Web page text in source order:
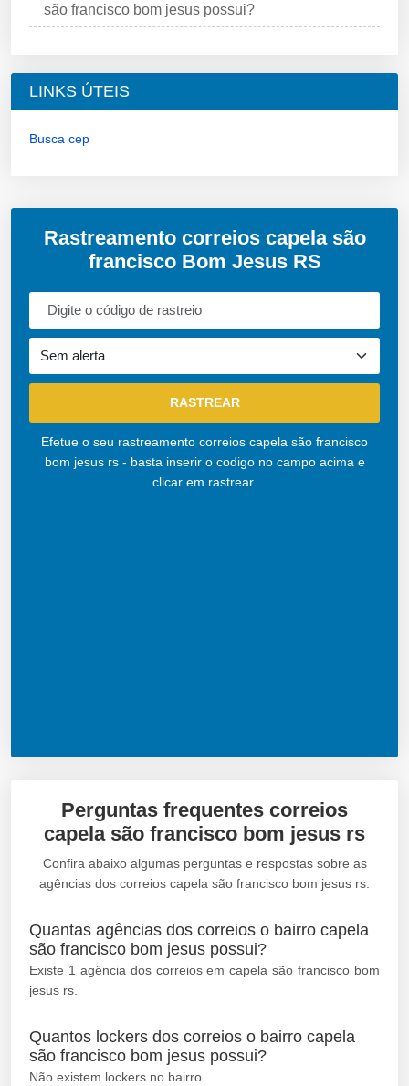
são francisco bom jesus possui?
LINKS ÚTEIS
Busca cep
Rastreamento correios capela são
francisco Bom Jesus RS
Efetue o seu rastreamento correios capela são francisco
bom jesus rs - basta inserir o codigo no campo acima e
clicar em rastrear.
Perguntas frequentes correios
capela são francisco bom jesus rs
Confira abaixo algumas perguntas e respostas sobre as
agências dos correios capela são francisco bom jesus rs.
Quantas agências dos correios o bairro capela
são francisco bom jesus possui?
Existe 1 agência dos correios em capela são francisco bom
jesus rs.
Quantos lockers dos correios o bairro capela
são francisco bom jesus possui?
Não existem lockers no bairro.